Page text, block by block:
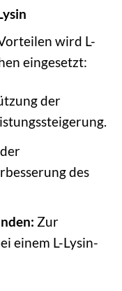
wird L-
eingesetzt:
der
des
Zur
einem L-Lysin-